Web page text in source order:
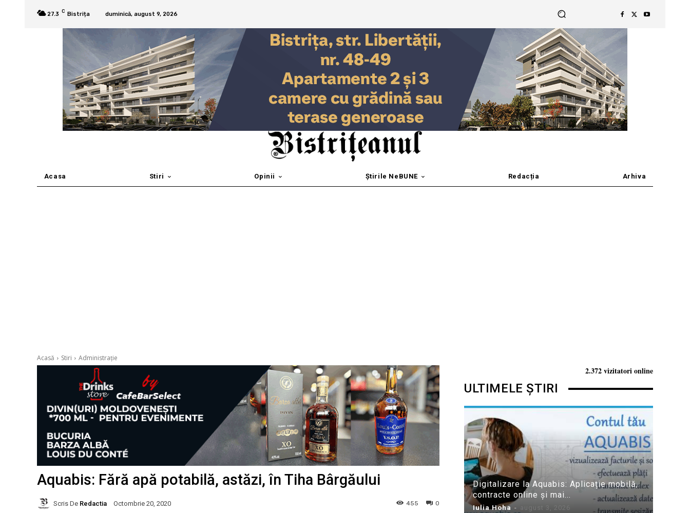
27.3 C Bistrița duminică, august 9, 2026
Acasa Stiri Opinii Știrile NeBUNE Redacția Arhiva
Acasă Stiri Administrație
Aquabis: Fără apă potabilă, astăzi, în Tiha Bârgăului
Scris De Redactia Octombrie 20, 2020 0
455
2.372 vizitatori online
ULTIMELE ȘTIRI
Digitalizare la Aquabis: Aplicație mobilă,
contracte online și mai...
Iulia Hoha - august 3, 2026